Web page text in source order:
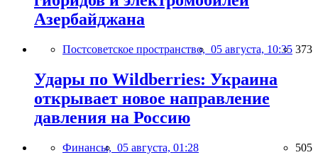
Азербайджана
Постсоветское пространство, 05 августа, 10:35 373
Удары по Wildberries: Украина
открывает новое направление
давления на Россию
Финансы, 05 августа, 01:28 505